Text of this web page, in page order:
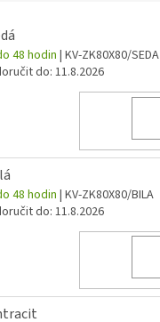
48 hodin | KV-ZK80X80/SEDA
do: 11.8.2026
48 hodin | KV-ZK80X80/BILA
do: 11.8.2026